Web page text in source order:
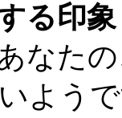
る印
なた
よう